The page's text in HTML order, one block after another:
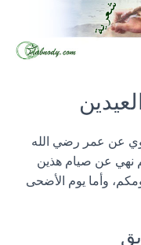
عن عمر رضي الله
نهي عن صيام هذين
وأما يوم الأضحى